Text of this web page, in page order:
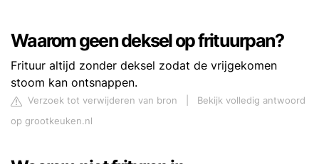
Waarom geen deksel op frituurpan?
Frituur altijd zonder deksel zodat de vrijgekomen
stoom kan ontsnappen.
Verzoek tot verwijderen van bron
Bekijk volledig antwoord
op grootkeuken.nl